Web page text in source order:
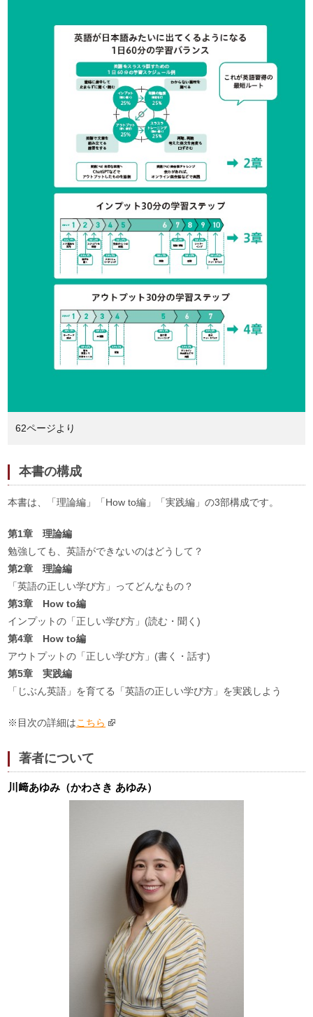
62ページより
本書の構成
本書は、「理論編」「How to編」「実践編」の3部構成です。
第1章 理論編
勉強しても、英語ができないのはどうして？
第2章 理論編
「英語の正しい学び方」ってどんなもの？
第3章 How to編
インプットの「正しい学び方」(読む・聞く)
第4章 How to編
アウトプットの「正しい学び方」(書く・話す)
第5章 実践編
「じぶん英語」を育てる「英語の正しい学び方」を実践しよう
※目次の詳細はこちら
著者について
川﨑あゆみ（かわさき あゆみ）